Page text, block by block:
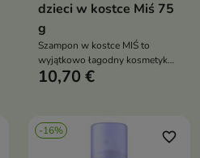
dzieci w kostce Miś 75
g
Szampon w kostce MIŚ to
wyjątkowo łagodny kosmetyk
do mycia włosów i skóry głowy,
10,70 €
-16% favorite_border